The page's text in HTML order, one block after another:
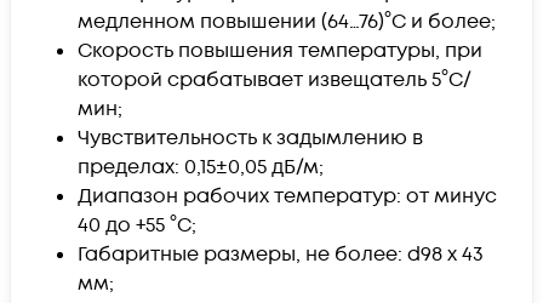
медленном повышении (64…76)°С и более;
Скорость повышения температуры, при
которой срабатывает извещатель 5°С/
мин;
Чувствительность к задымлению в
пределах: 0,15±0,05 дБ/м;
Диапазон рабочих температур: от минус
40 до +55 °С;
Габаритные размеры, не более: d98 x 43
мм;